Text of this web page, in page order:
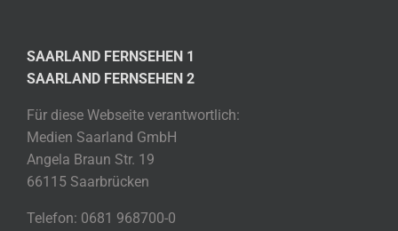
SAARLAND FERNSEHEN 1
SAARLAND FERNSEHEN 2
Für diese Webseite verantwortlich:
Medien Saarland GmbH
Angela Braun Str. 19
66115 Saarbrücken
Telefon: 0681 968700-0